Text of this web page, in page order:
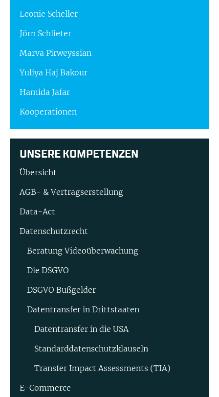
Leonie Scheller
Jörn Schlieter
Marva Pirweyssian
Yuliya Haj Bakour
Hamida Jafar
Kooperationen
UNSERE KOMPETENZEN
Übersicht
AGB- & Vertragserstellung
Data-Act
Datenschutzrecht
Beratung Video­überwachung
Die DSGVO
DSGVO Bußgelder
Datentransfer in Drittstaaten
Datentransfer in die USA
Standard­datenschutz­klauseln
Transfer Impact Assessments (TIA)
E-Commerce